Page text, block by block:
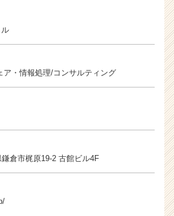
ア・情報処理/コンサルティング
倉市梶原19-2 古館ビル4F